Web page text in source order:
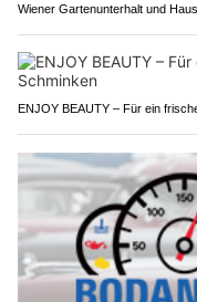
Wiener Gartenunterhalt und
ENJOY BEAUTY – Für ein